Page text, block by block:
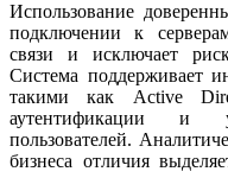
Использование
подключении к
связи и исключает
Система поддерживает
такими как Active
аутентификации и
пользователей.
бизнеса отличия